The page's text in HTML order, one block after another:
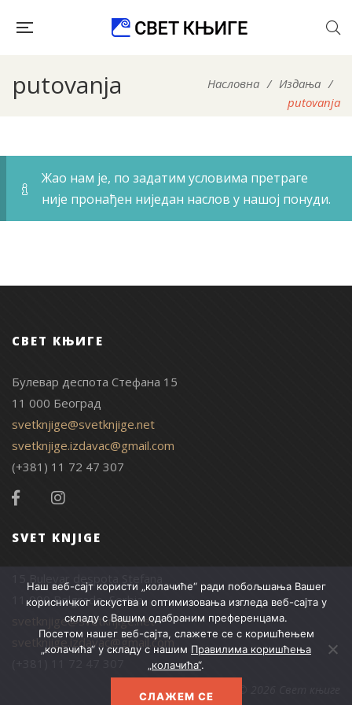
putovanja Насловна / Издања /
putovanja
Жао нам је, по задатим условима претраге
није пронађен ниједан наслов у нашој понуди.
СВЕТ КЊИГЕ
Булевар деспота Стефана 15
11 000 Београд
svetknjige@svetknjige.net
svetknjige.izdavac@gmail.com
(+381) 11 72 47 307
SVET KNJIGE
15 Bulevar despota Stefana
11 000 Belgrade, Serbia
svetknjige@svetknjige.net
svetknjige.izdavac@gmail.com
Наш веб-сајт користи „колачиће“ ради побољшања Вашег
корисничког искуства и оптимизовања изгледа веб-сајта у
складу с Вашим одабраним преференцама.
Посетом нашег веб-сајта, слажете се с коришћењем
„колачића“ у складу с нашим Правилима коришћења
„колачића“.
СЛАЖЕМ СЕ